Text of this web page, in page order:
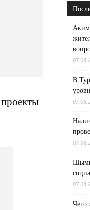
Аким
В
Чего